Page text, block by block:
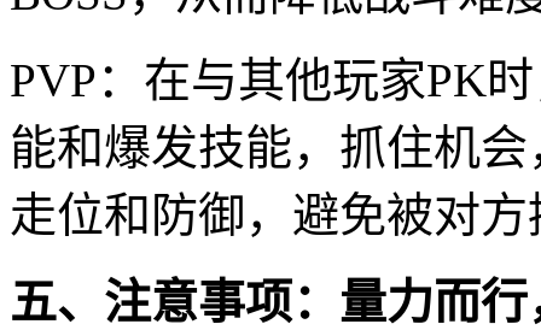
PVP：在与其他玩家PK
能和爆发技能，抓住机
走位和防御，避免被对
五、注意事项：量力而